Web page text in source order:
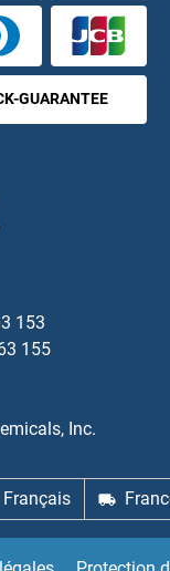
GUARANTEE
153
155
Inc.
Français